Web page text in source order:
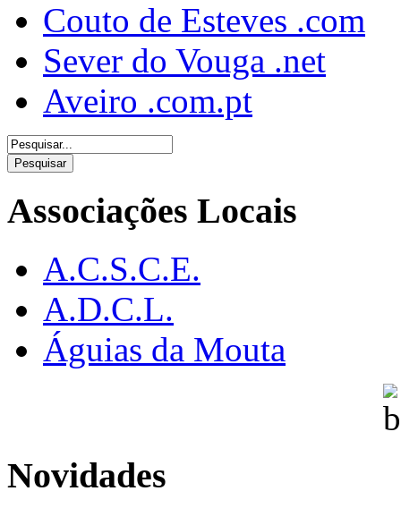
Couto de Esteves .com
Sever do Vouga .net
Aveiro .com.pt
Associações Locais
A.C.S.C.E.
A.D.C.L.
Águias da Mouta
Novidades